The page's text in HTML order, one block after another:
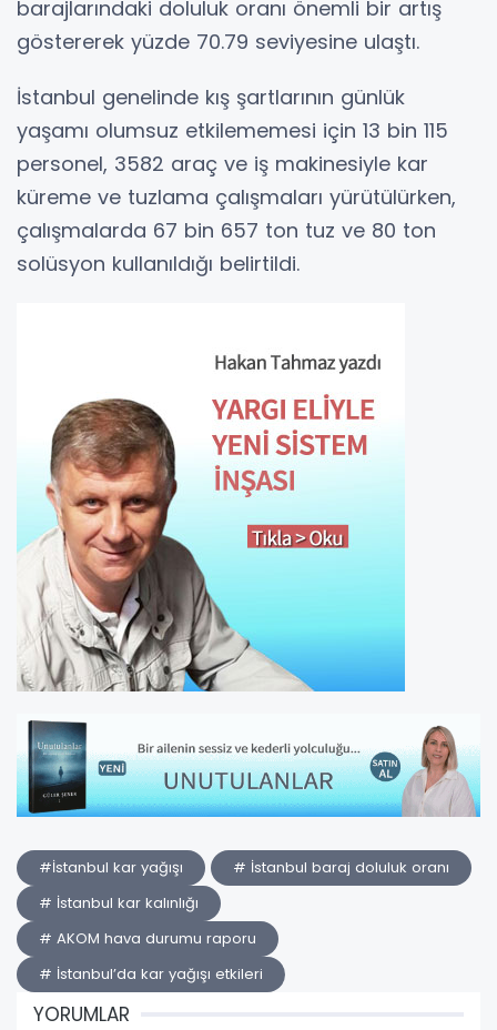
barajlarındaki doluluk oranı önemli bir artış
göstererek yüzde 70.79 seviyesine ulaştı.
İstanbul genelinde kış şartlarının günlük
yaşamı olumsuz etkilememesi için 13 bin 115
personel, 3582 araç ve iş makinesiyle kar
küreme ve tuzlama çalışmaları yürütülürken,
çalışmalarda 67 bin 657 ton tuz ve 80 ton
solüsyon kullanıldığı belirtildi.
#İstanbul kar yağışı
# İstanbul baraj doluluk oranı
# İstanbul kar kalınlığı
# AKOM hava durumu raporu
# İstanbul’da kar yağışı etkileri
YORUMLAR